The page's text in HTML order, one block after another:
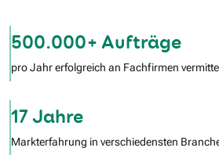
500.000+ Aufträge
pro Jahr erfolgreich an Fachfirmen
17 Jahre
Markterfahrung in verschiedensten